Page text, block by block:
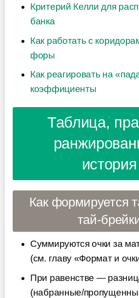
Критерий Келли для
банка
Как работать с
форы
Как реагировать на
коэффициенты
Таблица,
история
Как формируется
тай-
Суммируются очки за
(см. главу «Формат и
При равенстве —
(набранные/